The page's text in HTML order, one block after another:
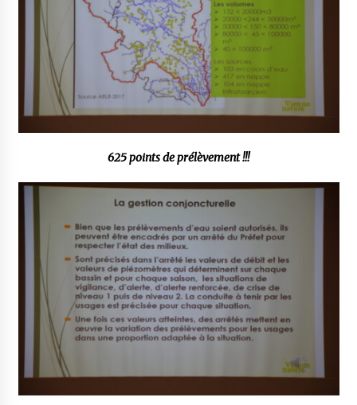
625 points de prélèvement !!!